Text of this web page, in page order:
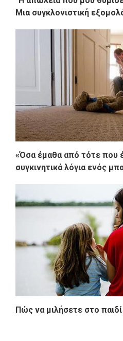
Μια συγκλονιστική
«Όσα έμαθα από τότε που
συγκινητικά λόγια ενός
Πώς να μιλήσετε στο